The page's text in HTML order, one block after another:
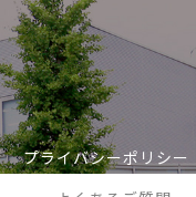
プライバシーポリシー